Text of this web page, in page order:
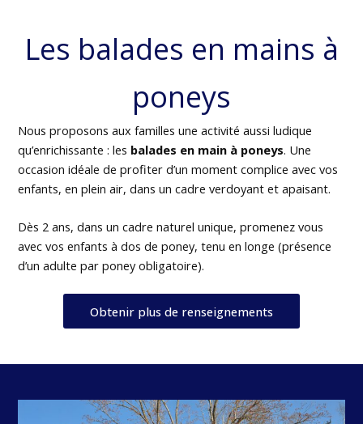
Les balades en mains à
poneys
Nous proposons aux familles une activité aussi ludique
qu’enrichissante : les balades en main à poneys. Une
occasion idéale de profiter d’un moment complice avec vos
enfants, en plein air, dans un cadre verdoyant et apaisant.
Dès 2 ans, dans un cadre naturel unique, promenez vous
avec vos enfants à dos de poney, tenu en longe (présence
d’un adulte par poney obligatoire).
Obtenir plus de renseignements